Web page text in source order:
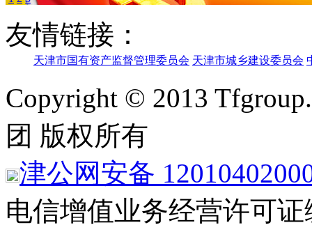
友情链接：
天津市国有资产监督管理委员会 天津市城乡建设委员会
Copyright © 2013
团 版权所有
津公网安备
电信增值业务经营许可证